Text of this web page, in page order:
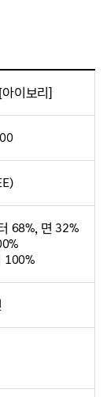
이보리]
68%, 면 32%
100%